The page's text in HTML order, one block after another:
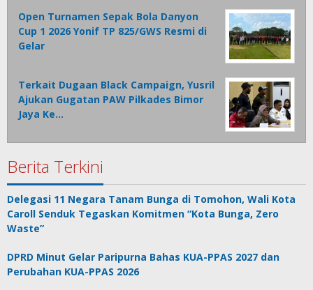
Open Turnamen Sepak Bola Danyon
Cup 1 2026 Yonif TP 825/GWS Resmi di
Gelar
Terkait Dugaan Black Campaign, Yusril
Ajukan Gugatan PAW Pilkades Bimor
Jaya Ke…
Berita Terkini
Delegasi 11 Negara Tanam Bunga di Tomohon, Wali Kota
Caroll Senduk Tegaskan Komitmen “Kota Bunga, Zero
Waste”
DPRD Minut Gelar Paripurna Bahas KUA-PPAS 2027 dan
Perubahan KUA-PPAS 2026